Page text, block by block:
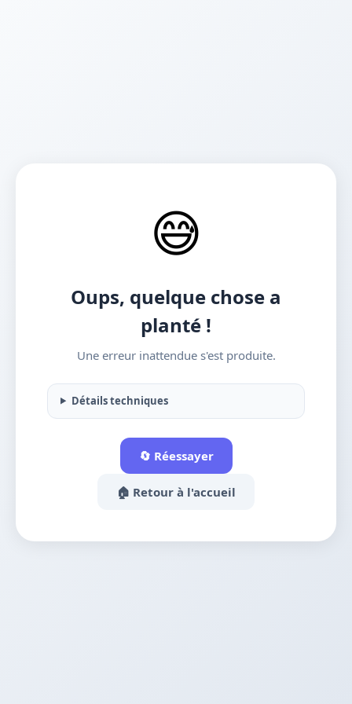
😅
Oups, quelque chose a
planté !
Une erreur inattendue s'est produite.
Détails techniques
🔄 Réessayer
🏠 Retour à l'accueil